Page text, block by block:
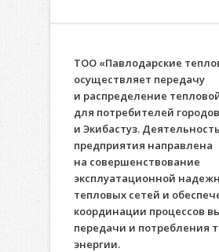
ТОО «Павлодарские
осуществляет передачу
и распределение
для потребителей
и Экибастуз. Деятельность
предприятия направлена
на совершенствование
эксплуатационной
тепловых сетей и
координации процессов
передачи и потребления
энергии.